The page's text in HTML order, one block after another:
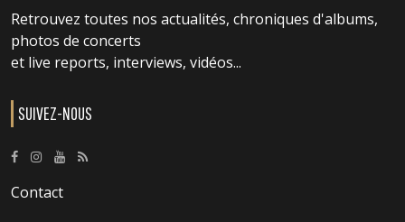
Retrouvez toutes nos actualités, chroniques d'albums,
photos de concerts
et live reports, interviews, vidéos...
SUIVEZ-NOUS
Contact